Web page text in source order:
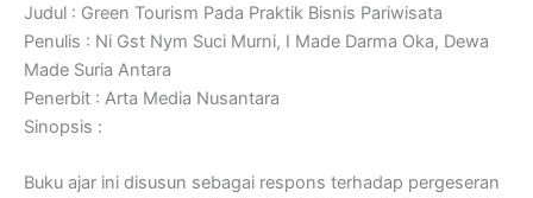
Judul : Green Tourism Pada Praktik Bisnis Pariwisata
Penulis : Ni Gst Nym Suci Murni, I Made Darma Oka, Dewa
Made Suria Antara
Penerbit : Arta Media Nusantara
Sinopsis :
Buku ajar ini disusun sebagai respons terhadap pergeseran